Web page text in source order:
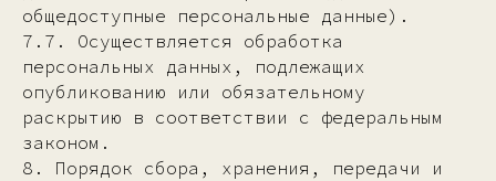
общедоступные персональные данные).
7.7. Осуществляется обработка
персональных данных, подлежащих
опубликованию или обязательному
раскрытию в соответствии с федеральным
законом.
8. Порядок сбора, хранения, передачи и